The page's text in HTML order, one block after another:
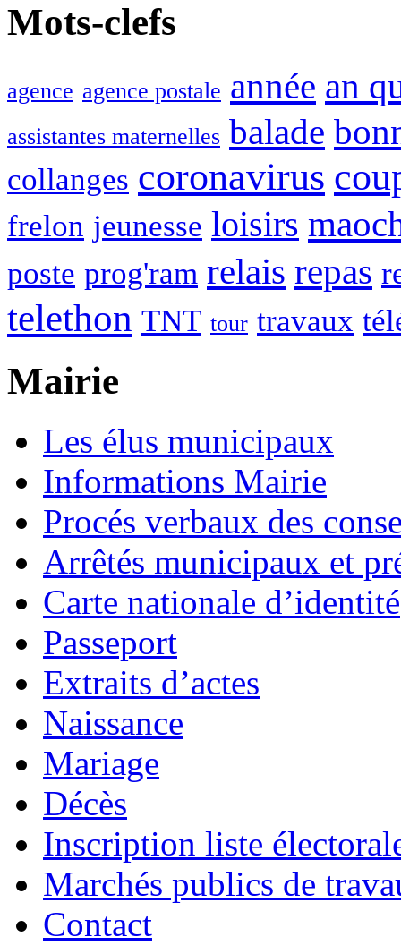
Mots-clefs
agence agence postale année an
assistantes maternelles balade
collanges coronavirus
frelon jeunesse loisirs
poste prog'ram relais repas
telethon TNT tour travaux
Mairie
Les élus municipaux
Informations Mairie
Procés verbaux des
Arrêtés municipaux et
Carte nationale d’identité
Passeport
Extraits d’actes
Naissance
Mariage
Décès
Inscription liste
Marchés publics de
Contact